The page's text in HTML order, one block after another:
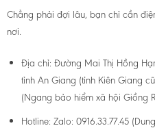
Chẳng phải đợi lâu, bạn chỉ cần
nơi.
Địa chỉ: Đường Mai Thị Hồng
tỉnh An Giang (tỉnh Kiên Giang
(Ngang bảo hiểm xã hội Giồng
Hotline: Zalo: 0916.33.77.45